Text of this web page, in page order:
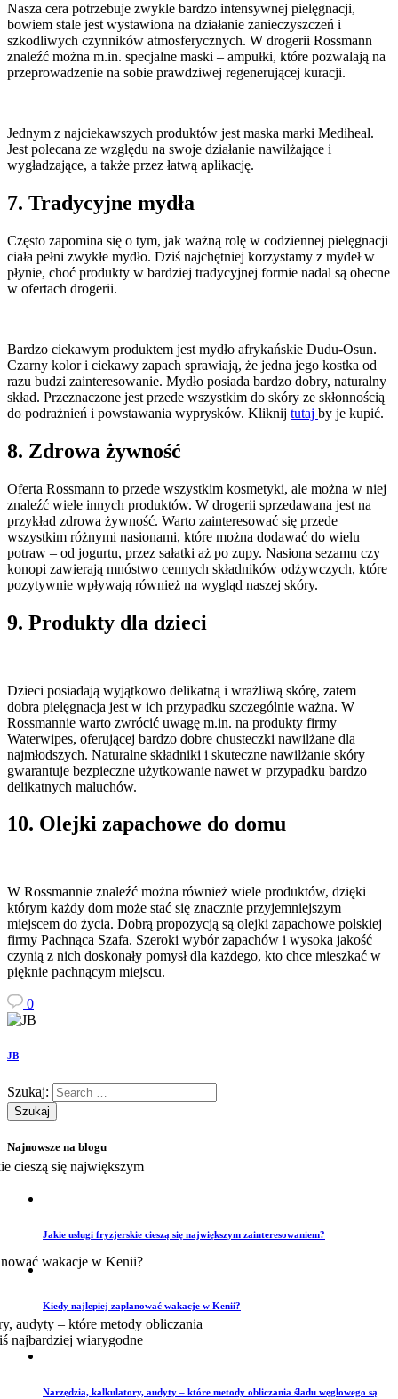
Nasza cera potrzebuje zwykle bardzo intensywnej pielęgnacji,
bowiem stale jest wystawiona na działanie zanieczyszczeń i
szkodliwych czynników atmosferycznych. W drogerii Rossmann
znaleźć można m.in. specjalne maski – ampułki, które pozwalają na
przeprowadzenie na sobie prawdziwej regenerującej kuracji.
Jednym z najciekawszych produktów jest maska marki Mediheal.
Jest polecana ze względu na swoje działanie nawilżające i
wygładzające, a także przez łatwą aplikację.
7. Tradycyjne mydła
Często zapomina się o tym, jak ważną rolę w codziennej pielęgnacji
ciała pełni zwykłe mydło. Dziś najchętniej korzystamy z mydeł w
płynie, choć produkty w bardziej tradycyjnej formie nadal są obecne
w ofertach drogerii.
Bardzo ciekawym produktem jest mydło afrykańskie Dudu-Osun.
Czarny kolor i ciekawy zapach sprawiają, że jedna jego kostka od
razu budzi zainteresowanie. Mydło posiada bardzo dobry, naturalny
skład. Przeznaczone jest przede wszystkim do skóry ze skłonnością
do podrażnień i powstawania wyprysków. Kliknij tutaj by je kupić.
8. Zdrowa żywność
Oferta Rossmann to przede wszystkim kosmetyki, ale można w niej
znaleźć wiele innych produktów. W drogerii sprzedawana jest na
przykład zdrowa żywność. Warto zainteresować się przede
wszystkim różnymi nasionami, które można dodawać do wielu
potraw – od jogurtu, przez sałatki aż po zupy. Nasiona sezamu czy
konopi zawierają mnóstwo cennych składników odżywczych, które
pozytywnie wpływają również na wygląd naszej skóry.
9. Produkty dla dzieci
Dzieci posiadają wyjątkowo delikatną i wrażliwą skórę, zatem
dobra pielęgnacja jest w ich przypadku szczególnie ważna. W
Rossmannie warto zwrócić uwagę m.in. na produkty firmy
Waterwipes, oferującej bardzo dobre chusteczki nawilżane dla
najmłodszych. Naturalne składniki i skuteczne nawilżanie skóry
gwarantuje bezpieczne użytkowanie nawet w przypadku bardzo
delikatnych maluchów.
10. Olejki zapachowe do domu
W Rossmannie znaleźć można również wiele produktów, dzięki
którym każdy dom może stać się znacznie przyjemniejszym
miejscem do życia. Dobrą propozycją są olejki zapachowe polskiej
firmy Pachnąca Szafa. Szeroki wybór zapachów i wysoka jakość
czynią z nich doskonały pomysł dla każdego, kto chce mieszkać w
pięknie pachnącym miejscu.
0
JB
Szukaj:
Najnowsze na blogu
Jakie usługi fryzjerskie cieszą się największym zainteresowaniem?
Kiedy najlepiej zaplanować wakacje w Kenii?
Narzędzia, kalkulatory, audyty – które metody obliczania śladu węglowego są